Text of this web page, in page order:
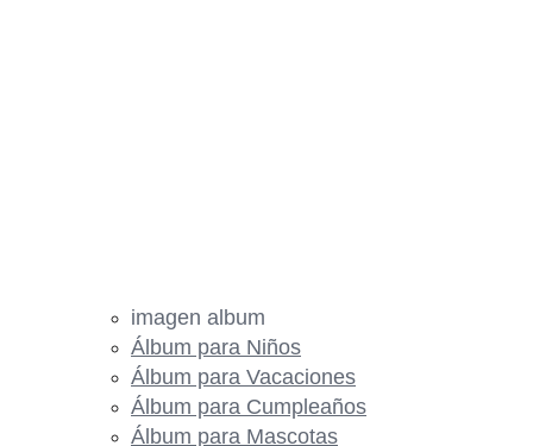
imagen album
Álbum para Niños
Álbum para Vacaciones
Álbum para Cumpleaños
Álbum para Mascotas